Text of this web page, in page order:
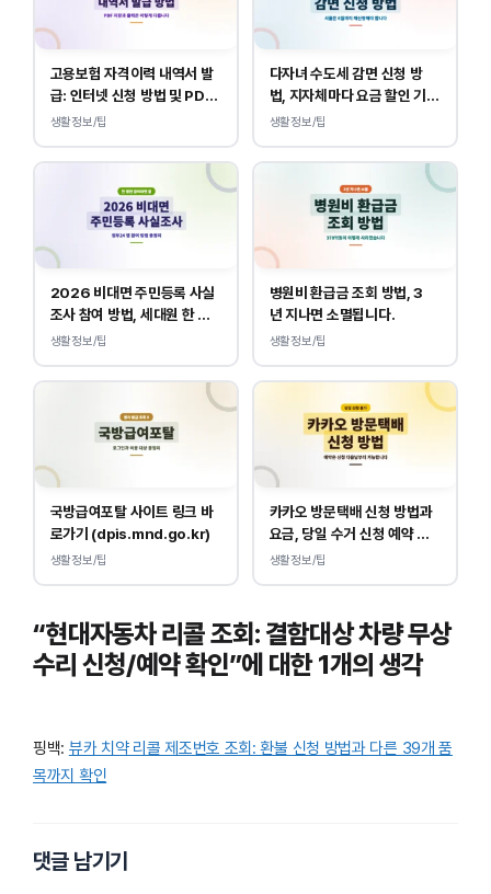
고용보험 자격이력 내역서 발
급: 인터넷 신청 방법 및 PDF
양식 출력
생활정보/팁
다자녀 수도세 감면 신청 방
법, 지자체마다 요금 할인 기준
이 다릅니다.
생활정보/팁
2026 비대면 주민등록 사실
조사 참여 방법, 세대원 한 명
만 하면 됩니다.
생활정보/팁
병원비 환급금 조회 방법, 3
년 지나면 소멸됩니다.
생활정보/팁
국방급여포탈 사이트 링크 바
로가기 (dpis.mnd.go.kr)
생활정보/팁
카카오 방문택배 신청 방법과
요금, 당일 수거 신청 예약 안
내
생활정보/팁
“현대자동차 리콜 조회: 결함대상 차량 무상
수리 신청/예약 확인”에 대한 1개의 생각
핑백: 뷰카 치약 리콜 제조번호 조회: 환불 신청 방법과 다른 39개 품
목까지 확인
댓글 남기기